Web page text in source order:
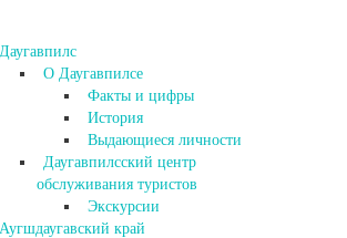
Даугавпилс
О Даугавпилсе
Факты и цифры
История
Выдающиеся личности
Даугавпилсский центр
обслуживания туристов
Экскурсии
Аугшдаугавский край